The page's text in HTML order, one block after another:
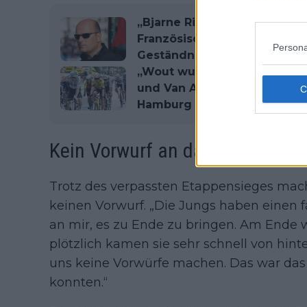
„Bjarne Riis sollte zum
Französischer Ex-Profi
Geständnis des Tour-de-
„Wout wurde erst im letzten
und Van Aert ziehen trotz
Hamburg Positives
Kein Vorwurf an das Team
Trotz des verpassten Etappensieges
keinen Vorwurf. „Die Jungs haben
an mir, es zu Ende zu bringen. Am Ende
plötzlich kamen sie sehr schnell von
uns keine Vorwürfe machen. Das war
konnten.“